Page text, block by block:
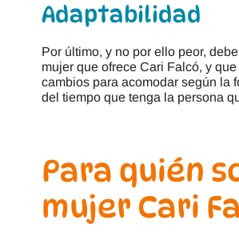
Adaptabilidad
Por último, y no por ello peor,
mujer que ofrece Cari Falcó, y
cambios para acomodar según la
del tiempo que tenga la persona
Para quién
mujer Cari